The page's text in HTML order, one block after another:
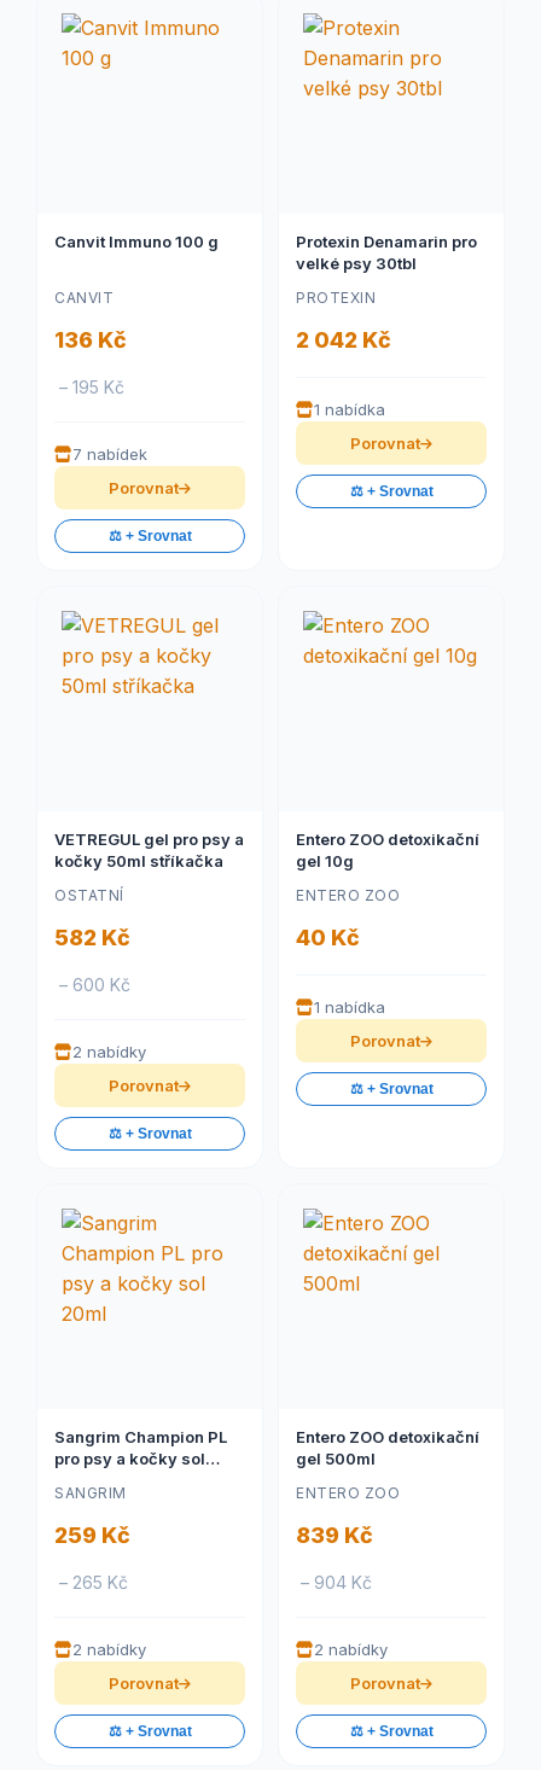
Canvit Immuno 100 g
CANVIT
136 Kč
– 195 Kč
7 nabídek
Porovnat
⚖️ + Srovnat
Protexin Denamarin pro
velké psy 30tbl
PROTEXIN
2 042 Kč
1 nabídka
Porovnat
⚖️ + Srovnat
VETREGUL gel pro psy a
kočky 50ml stříkačka
OSTATNÍ
582 Kč
– 600 Kč
2 nabídky
Porovnat
⚖️ + Srovnat
Entero ZOO detoxikační
gel 10g
ENTERO ZOO
40 Kč
1 nabídka
Porovnat
⚖️ + Srovnat
Sangrim Champion PL
pro psy a kočky sol
SANGRIM
259 Kč
– 265 Kč
2 nabídky
Porovnat
⚖️ + Srovnat
Entero ZOO detoxikační
gel 500ml
ENTERO ZOO
839 Kč
– 904 Kč
2 nabídky
Porovnat
⚖️ + Srovnat